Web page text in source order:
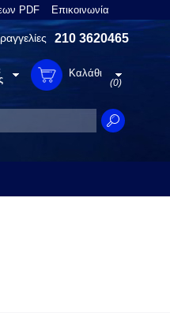
PDF Επικοινωνία
210 3620465
Καλάθι
(0)